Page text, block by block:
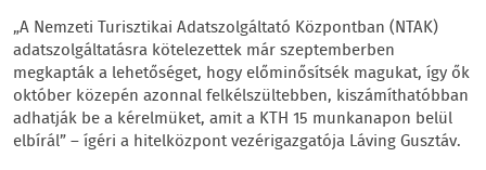
„A Nemzeti Turisztikai Adatszolgáltató Központban (NTAK)
adatszolgáltatásra kötelezettek már szeptemberben
megkapták a lehetőséget, hogy előminősítsék magukat, így ők
október közepén azonnal felkélszültebben, kiszámíthatóbban
adhatják be a kérelmüket, amit a KTH 15 munkanapon belül
elbírál” – ígéri a hitelközpont vezérigazgatója Láving Gusztáv.